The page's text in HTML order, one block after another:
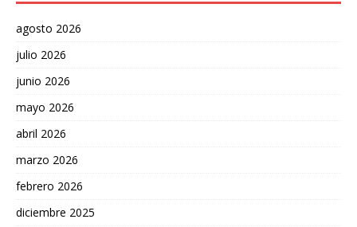
agosto 2026
julio 2026
junio 2026
mayo 2026
abril 2026
marzo 2026
febrero 2026
diciembre 2025